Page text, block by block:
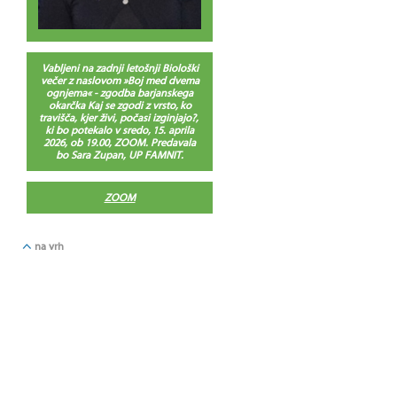
Vabljeni na zadnji letošnji Biološki
večer z naslovom »Boj med dvema
ognjema« - zgodba barjanskega
okarčka Kaj se zgodi z vrsto, ko
travišča, kjer živi, počasi izginjajo?,
ki bo potekalo v sredo, 15. aprila
2026, ob 19.00, ZOOM. Predavala
bo Sara Zupan, UP FAMNIT.
ZOOM
na vrh